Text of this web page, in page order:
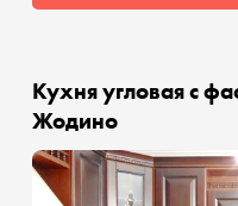
Кухня угловая с
Жодино